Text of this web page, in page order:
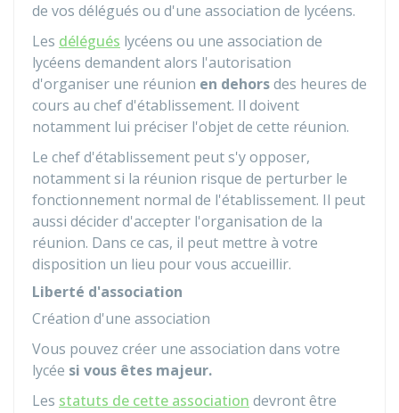
de vos délégués ou d'une association de lycéens.
Les délégués lycéens ou une association de
lycéens demandent alors l'autorisation
d'organiser une réunion en dehorsdes heures de
cours au chef d'établissement. Il doivent
notamment lui préciser l'objet de cette réunion.
Le chef d'établissement peut s'y opposer,
notamment si la réunion risque de perturber le
fonctionnement normal de l'établissement. Il peut
aussi décider d'accepter l'organisation de la
réunion. Dans ce cas, il peut mettre à votre
disposition un lieu pour vous accueillir.
Liberté d'association
Création d'une association
Vous pouvez créer une association dans votre
lycée si vous êtes majeur.
Les statuts de cette association devront être